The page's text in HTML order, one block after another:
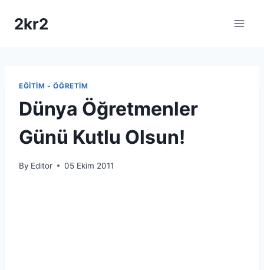
2kr2
EĞITIM - ÖĞRETIM
Dünya Öğretmenler
Günü Kutlu Olsun!
By Editor 05 Ekim 2011